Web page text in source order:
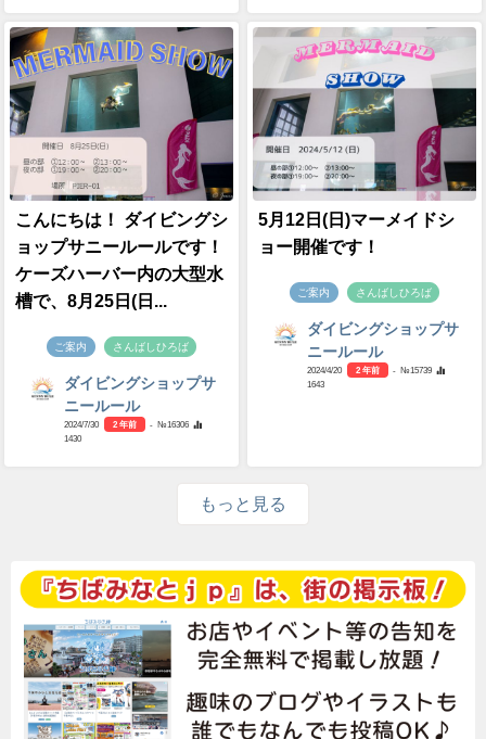
こんにちは！ ダイビングシ
ョップサニールールです！
ケーズハーバー内の大型水
槽で、8月25日(日...
ご案内 さんばしひろば
ダイビングショップサ
ニールール
2024/7/30 2 年前
- №16306
1430
5月12日(日)マーメイドシ
ョー開催です！
ご案内 さんばしひろば
ダイビングショップサ
ニールール
2024/4/20 2 年前
- №15739
1643
もっと見る